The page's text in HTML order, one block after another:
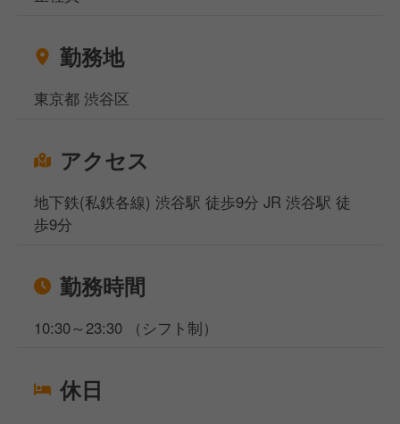
相談窓口事務所は東京、大阪、名古屋、福岡の4拠点
の転職・就職のプロが対応いたしますのでご安心くだ
勤務地
東京都 渋谷区
アクセス
地下鉄(私鉄各線) 渋谷駅 徒歩9分 JR 渋谷駅 徒
歩9分
勤務時間
10:30～23:30 （シフト制）
休日